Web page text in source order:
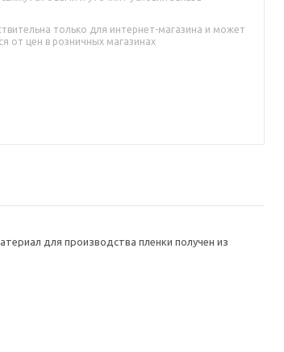
только для интернет-магазина и может
от цен в розничных магазинах
для производства пленки получен из